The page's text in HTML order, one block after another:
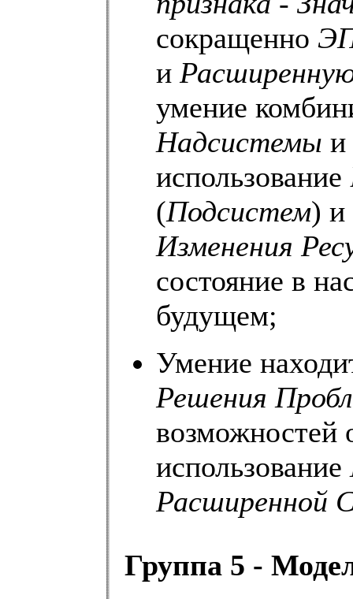
сокращенно
и
умение
Надсистемы и
использование
(Подсистем) и
Изменения
состояние в
будущем;
Умение
Решения
возможностей
использование
Расширенной
Группа 5 -